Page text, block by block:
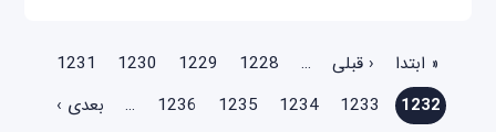
صفحه‌ها
« ابتدا ‹ قبلی …
1228
1229
1230
1231
1232
1233
1234
1235
1236
…
بعدی ›